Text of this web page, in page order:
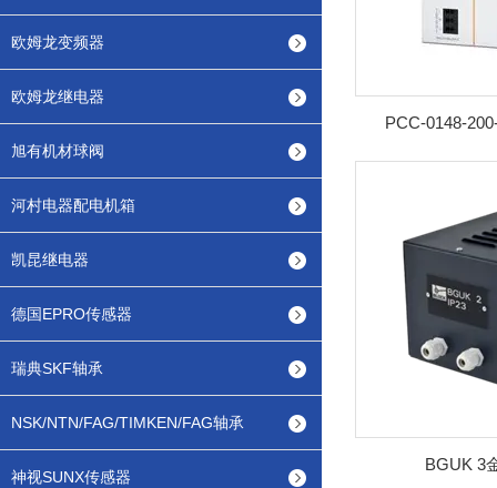
欧姆龙变频器
欧姆龙继电器
旭有机材球阀
河村电器配电机箱
凯昆继电器
德国EPRO传感器
瑞典SKF轴承
NSK/NTN/FAG/TIMKEN/FAG轴承
神视SUNX传感器
PCC-0148-
BGUK 3